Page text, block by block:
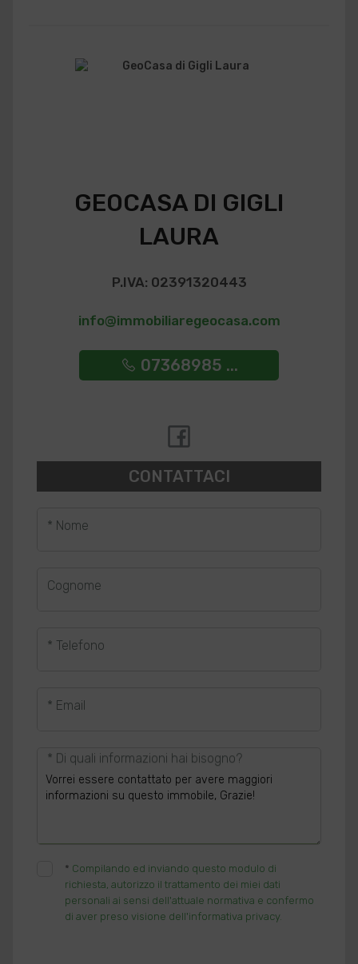
GEOCASA DI GIGLI
LAURA
P.IVA: 02391320443
info@immobiliaregeocasa.com
07368985 ...
CONTATTACI
* Nome
Cognome
* Telefono
* Email
* Di quali informazioni hai bisogno?
* Compilando ed inviando questo modulo di
richiesta, autorizzo il trattamento dei miei dati
personali ai sensi dell'attuale normativa e confermo
di aver preso visione dell'informativa privacy.